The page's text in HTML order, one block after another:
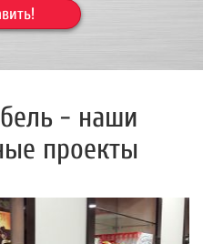
- наши
проекты